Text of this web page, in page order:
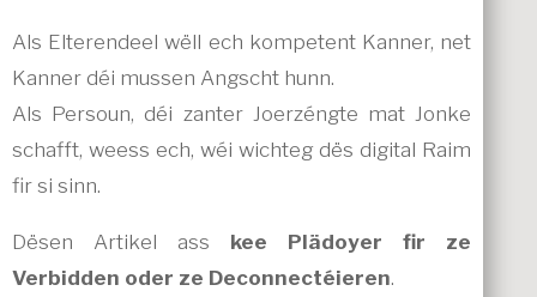
Als Elterendeel wëll ech kompetent Kanner, net
Kanner déi mussen Angscht hunn.
Als Persoun, déi zanter Joerzéngte mat Jonke
schafft, weess ech, wéi wichteg dës digital Raim
fir si sinn.
Dësen Artikel ass kee Plädoyer fir ze
Verbidden oder ze Deconnectéieren.